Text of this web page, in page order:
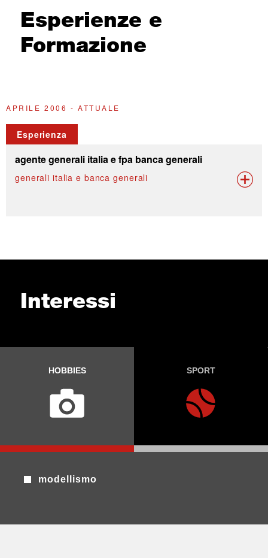
Esperienze e
Formazione
APRILE 2006 - ATTUALE
Esperienza
agente generali italia e fpa banca generali
generali italia e banca generali
Interessi
HOBBIES SPORT
modellismo